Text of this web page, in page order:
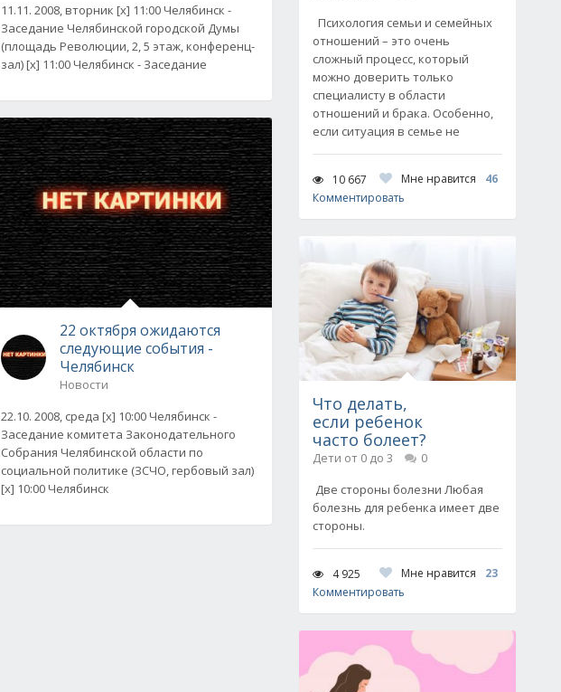
11.11. 2008, вторник [x] 11:00 Челябинск -
Заседание Челябинской городской Думы
(площадь Революции, 2, 5 этаж, конференц-
зал) [x] 11:00 Челябинск - Заседание
22 октября ожидаются
следующие события -
Челябинск
Новости
22.10. 2008, среда [x] 10:00 Челябинск -
Заседание комитета Законодательного
Собрания Челябинской области по
социальной политике (ЗСЧО, гербовый зал)
[x] 10:00 Челябинск
Психология семьи и семейных
отношений – это очень
сложный процесс, который
можно доверить только
специалисту в области
отношений и брака. Особенно,
если ситуация в семье не
10 667 Мне нравится
46
Комментировать
Что делать,
если ребенок
часто болеет?
Дети от 0 до 3
0
Две стороны болезни Любая
болезнь для ребенка имеет две
стороны.
4 925 Мне нравится
23
Комментировать